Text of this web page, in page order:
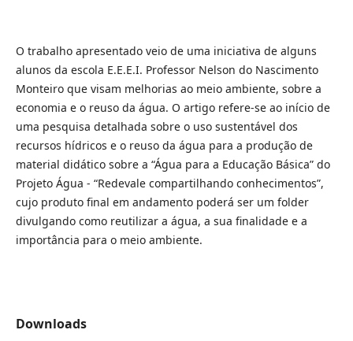
O trabalho apresentado veio de uma iniciativa de alguns
alunos da escola E.E.E.I. Professor Nelson do Nascimento
Monteiro que visam melhorias ao meio ambiente, sobre a
economia e o reuso da água. O artigo refere-se ao início de
uma pesquisa detalhada sobre o uso sustentável dos
recursos hídricos e o reuso da água para a produção de
material didático sobre a “Água para a Educação Básica” do
Projeto Água - “Redevale compartilhando conhecimentos”,
cujo produto final em andamento poderá ser um folder
divulgando como reutilizar a água, a sua finalidade e a
importância para o meio ambiente.
Downloads